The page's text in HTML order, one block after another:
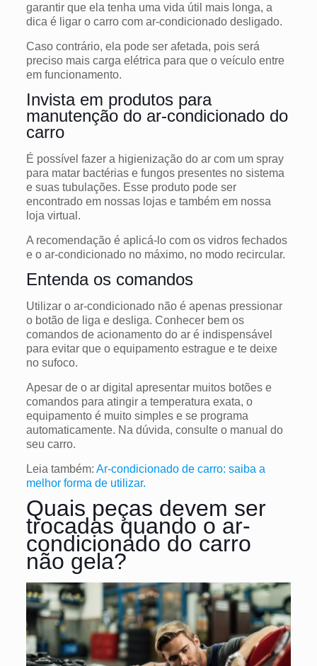
garantir que ela tenha uma vida útil mais longa, a
dica é ligar o carro com ar-condicionado desligado.
Caso contrário, ela pode ser afetada, pois será
preciso mais carga elétrica para que o veículo entre
em funcionamento.
Invista em produtos para
manutenção do ar-condicionado do
carro
É possível fazer a higienização do ar com um spray
para matar bactérias e fungos presentes no sistema
e suas tubulações. Esse produto pode ser
encontrado em nossas lojas e também em nossa
loja virtual.
A recomendação é aplicá-lo com os vidros fechados
e o ar-condicionado no máximo, no modo recircular.
Entenda os comandos
Utilizar o ar-condicionado não é apenas pressionar
o botão de liga e desliga. Conhecer bem os
comandos de acionamento do ar é indispensável
para evitar que o equipamento estrague e te deixe
no sufoco.
Apesar de o ar digital apresentar muitos botões e
comandos para atingir a temperatura exata, o
equipamento é muito simples e se programa
automaticamente. Na dúvida, consulte o manual do
seu carro.
Leia também: Ar-condicionado de carro: saiba a
melhor forma de utilizar.
Quais peças devem ser
trocadas quando o ar-
condicionado do carro
não gela?